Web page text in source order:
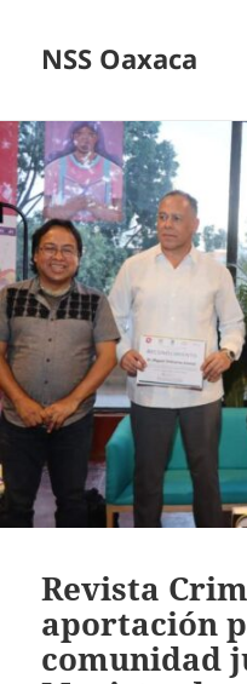
NSS Oaxaca
Revista
aportación
comunidad